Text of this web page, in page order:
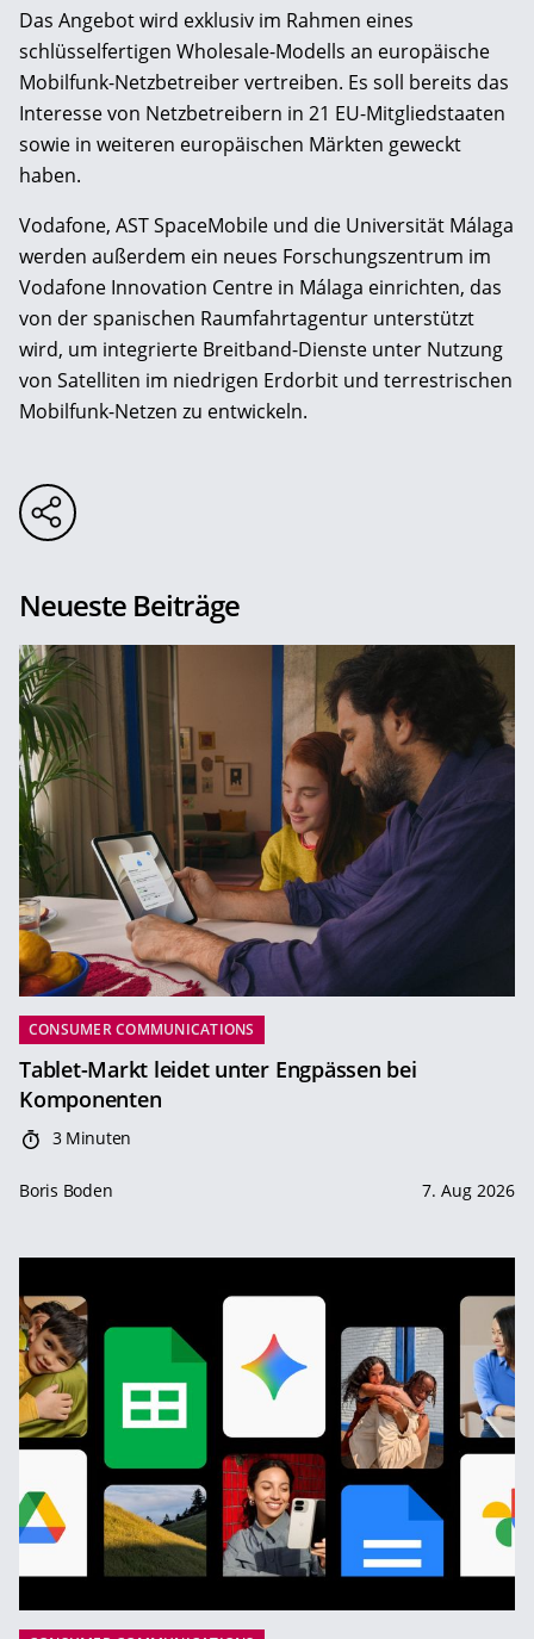
Das Angebot wird exklusiv im Rahmen eines
schlüsselfertigen Wholesale-Modells an europäische
Mobilfunk-Netzbetreiber vertreiben. Es soll bereits das
Interesse von Netzbetreibern in 21 EU-Mitgliedstaaten
sowie in weiteren europäischen Märkten geweckt
haben.
Vodafone, AST SpaceMobile und die Universität Málaga
werden außerdem ein neues Forschungszentrum im
Vodafone Innovation Centre in Málaga einrichten, das
von der spanischen Raumfahrtagentur unterstützt
wird, um integrierte Breitband-Dienste unter Nutzung
von Satelliten im niedrigen Erdorbit und terrestrischen
Mobilfunk-Netzen zu entwickeln.
Neueste Beiträge
CONSUMER COMMUNICATIONS
Tablet-Markt leidet unter Engpässen bei
Komponenten
3 Minuten
Boris Boden 7. Aug 2026